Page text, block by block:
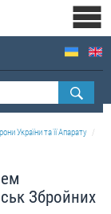
України
України та її Апарату
Збройних